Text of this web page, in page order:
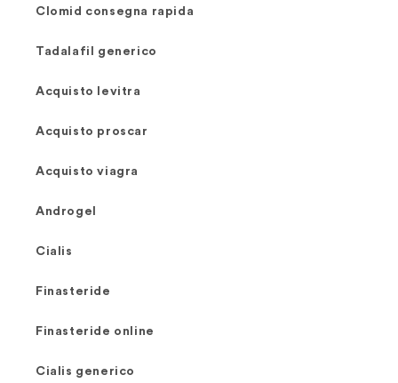
Clomid consegna rapida
Tadalafil generico
Acquisto levitra
Acquisto proscar
Acquisto viagra
Androgel
Cialis
Finasteride
Finasteride online
Cialis generico